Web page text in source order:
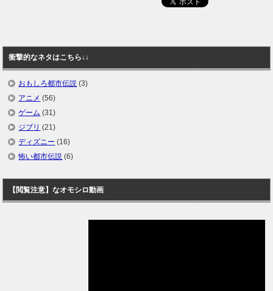
衝撃的なネタはこちら↓↓
おもしろ都市伝説 (3)
アニメ (56)
ゲーム (31)
ジブリ (21)
ディズニー (16)
怖い都市伝説 (6)
【閲覧注意】なオモシロ動画